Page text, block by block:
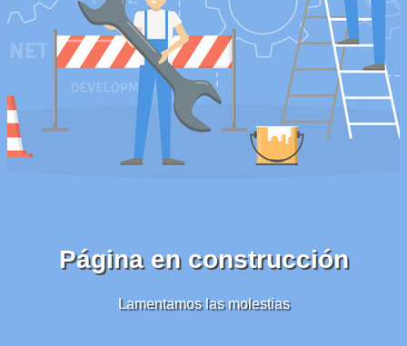
Página en construcción
Lamentamos las molestias